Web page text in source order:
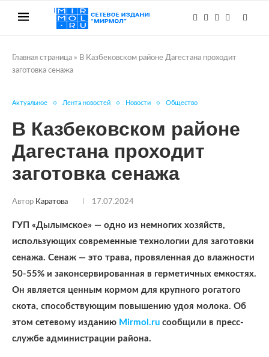
Главная страница » В Казбековском районе Дагестана проходит
заготовка сенажа
Актуальное Лента новостей Новости Общество
В Казбековском районе
Дагестана проходит
заготовка сенажа
Автор Каратова 17.07.2024
ГУП «Дылымское» — одно из немногих хозяйств,
использующих современные технологии для заготовки
сенажа. Сенаж — это трава, провяленная до влажности
50-55% и законсервированная в герметичных емкостях.
Он является ценным кормом для крупного рогатого
скота, способствующим повышению удоя молока. Об
этом сетевому изданию Mirmol.ru сообщили в пресс-
службе администрации района.